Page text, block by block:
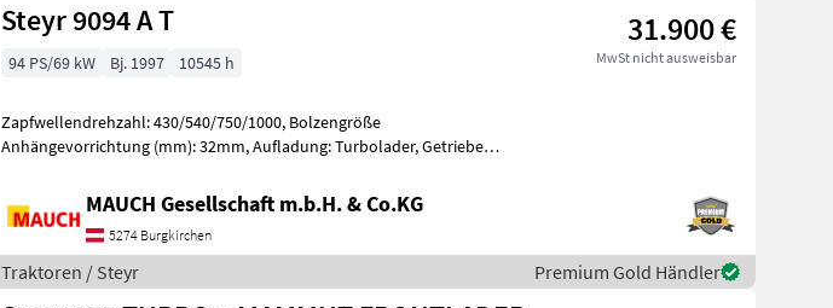
Steyr 9094 A T 31.900 €
MwSt nicht ausweisbar
94 PS/69 kW Bj. 1997 10545 h
Zapfwellendrehzahl: 430/540/750/1000, Bolzengröße
Anhängevorrichtung (mm): 32mm, Aufladung: Turbolader, Getriebeart
MAUCH Gesellschaft m.b.H. & Co.KG
5274 Burgkirchen
Traktoren / Steyr Premium Gold Händler